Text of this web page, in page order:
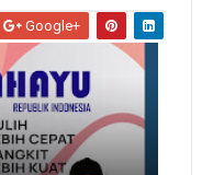
Google+